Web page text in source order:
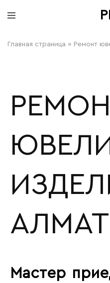
Главная страница » Ремонт
Мастер